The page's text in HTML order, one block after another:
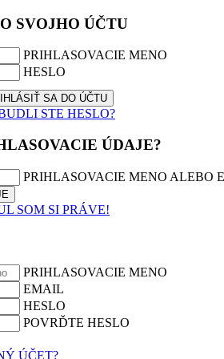
SVOJHO ÚČTU
PRIHLASOVACIE MENO
HESLO
STE HESLO?
ÚDAJE?
PRIHLASOVACIE MENO ALEBO
SOM SI PRÁVE!
PRIHLASOVACIE MENO
EMAIL
HESLO
POVRĎTE HESLO
ÚČET?